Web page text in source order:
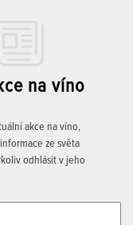
na víno
akce na víno,
ze světa
odhlásit v jeho